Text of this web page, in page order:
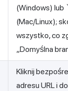
(Windows)
(Mac/Linux);
wszystko, co
„Domyślna
Kliknij
adresu URL i